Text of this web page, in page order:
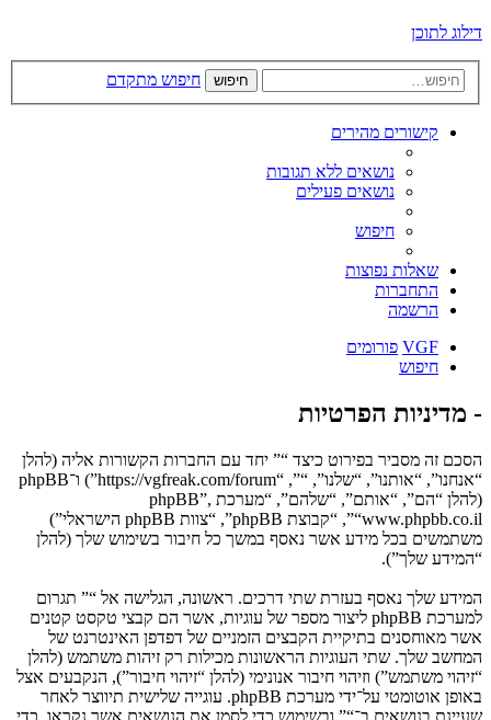
דילוג לתוכן
חיפוש חיפוש מתקדם
קישורים מהירים
נושאים ללא תגובות
נושאים פעילים
חיפוש
שאלות נפוצות
התחברות
הרשמה
VGF פורומים
חיפוש
- מדיניות הפרטיות
הסכם זה מסביר בפירוט כיצד “” יחד עם החברות הקשורות אליה (להלן
“אנחנו”, “אותנו”, “שלנו”, “”, “https://vgfreak.com/forum”) ו־phpBB
(להלן “הם”, “אותם”, “שלהם”, “מערכת phpBB”,
“www.phpbb.co.il”, “קבוצת phpBB”, “צוות phpBB הישראלי”)
משתמשים בכל מידע אשר נאסף במשך כל חיבור בשימוש שלך (להלן
“המידע שלך”).
המידע שלך נאסף בעזרת שתי דרכים. ראשונה, הגלישה אל “” תגרום
למערכת phpBB ליצור מספר של עוגיות, אשר הם קבצי טקסט קטנים
אשר מאוחסנים בתיקיית הקבצים הזמניים של דפדפן האינטרנט של
המחשב שלך. שתי העוגיות הראשונות מכילות רק זיהות משתמש (להלן
“זיהוי משתמש”) וזיהוי חיבור אנונימי (להלן “זיהוי חיבור”), הנקבעים אצל
באופן אוטומטי על־ידי מערכת phpBB. עוגייה שלישית תיווצר לאחר
שעיינת בנושאים ב־“” ובשימוש כדי לסמן את הנושאים אשר נקראו, כדי